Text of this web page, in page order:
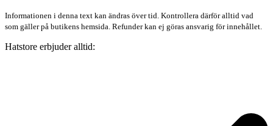
Informationen i denna text kan ändras över tid. Kontrollera därför alltid vad
som gäller på butikens hemsida. Refunder kan ej göras ansvarig för innehållet.
Hatstore erbjuder alltid: